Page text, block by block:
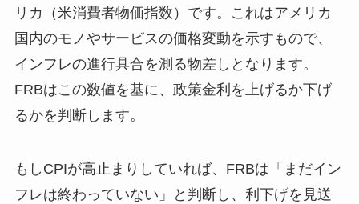
リカ（米消費者物価指数）です。これはアメリカ
国内のモノやサービスの価格変動を示すもので、
インフレの進行具合を測る物差しとなります。
FRBはこの数値を基に、政策金利を上げるか下げ
るかを判断します。
もしCPIが高止まりしていれば、FRBは「まだイン
フレは終わっていない」と判断し、利下げを見送